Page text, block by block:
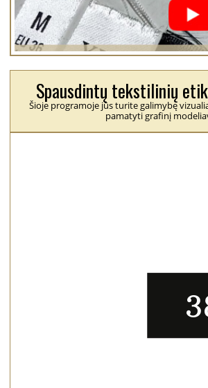
Spausdintų tekstilinių
Šioje programoje jūs turite galimybę
pamatyti grafinį